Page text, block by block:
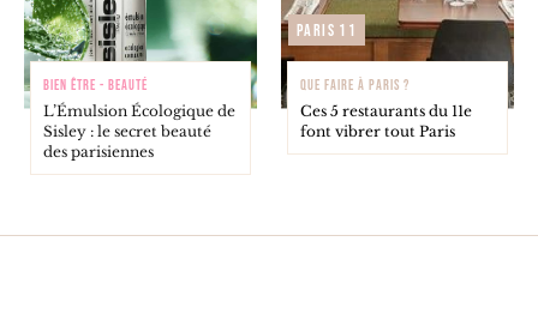
BIEN ÊTRE - BEAUTÉ
L’Émulsion Écologique de
Sisley : le secret beauté
des parisiennes
Paris 11
QUE FAIRE À PARIS ?
Ces 5 restaurants du 11e
font vibrer tout Paris